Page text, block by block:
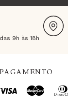
9h às 18h
PAGAMENTO